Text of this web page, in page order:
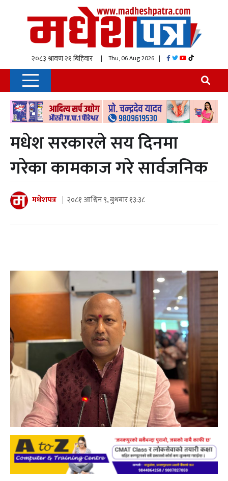
| Thu, 06 Aug 2026 |
मधेश सरकारले सय दिनमा
गरेका कामकाज गरे सार्वजनिक
मधेशपत्र २०८१ आश्विन ९, बुधबार १३:३८